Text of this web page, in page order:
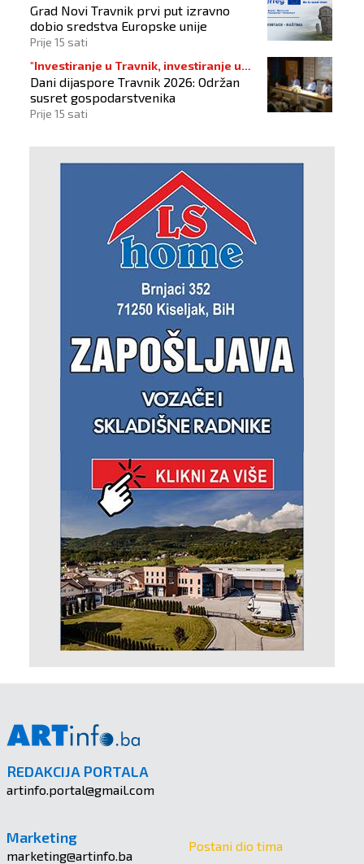
Grad Novi Travnik prvi put izravno
dobio sredstva Europske unije
Prije 15 sati
"Investiranje u Travnik, investiranje u
budućnost"
Dani dijaspore Travnik 2026: Održan
susret gospodarstvenika
Prije 15 sati
REDAKCIJA PORTALA
artinfo.portal@gmail.com
Marketing
marketing@artinfo.ba
Postani dio tima